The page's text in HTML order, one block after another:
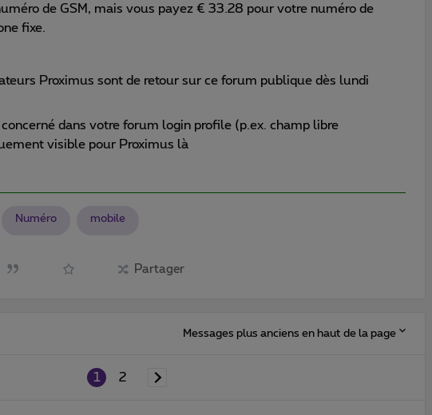
de GSM, mais vous payez € 33.28 pour votre numéro de
fixe.
Proximus sont de retour sur ce forum publique dès lundi
concerné dans votre forum login profile (p.ex. champ libre
visible pour Proximus là
Numéro mobile
Partager
Messages plus anciens en haut de la page
1 2